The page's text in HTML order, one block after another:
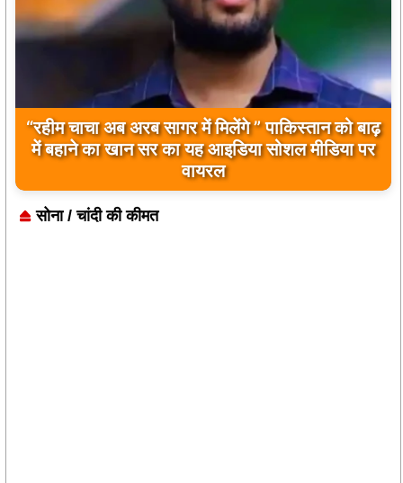
बिलावल भुट्टो द्वारा सिंधु नदी और भारत को लेकर दिए गए
बयान पर भारत के केंद्रीय मंत्रियों की कड़ी प्रतिक्रिया
सोना / चांदी की कीमत